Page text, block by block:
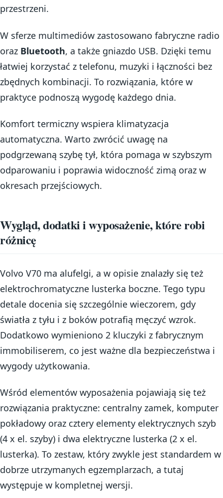
przestrzeni.
W sferze multimediów zastosowano fabryczne radio
oraz Bluetooth, a także gniazdo USB. Dzięki temu
łatwiej korzystać z telefonu, muzyki i łączności bez
zbędnych kombinacji. To rozwiązania, które w
praktyce podnoszą wygodę każdego dnia.
Komfort termiczny wspiera klimatyzacja
automatyczna. Warto zwrócić uwagę na
podgrzewaną szybę tył, która pomaga w szybszym
odparowaniu i poprawia widoczność zimą oraz w
okresach przejściowych.
Wygląd, dodatki i wyposażenie, które robi
różnicę
Volvo V70 ma alufelgi, a w opisie znalazły się też
elektrochromatyczne lusterka boczne. Tego typu
detale docenia się szczególnie wieczorem, gdy
światła z tyłu i z boków potrafią męczyć wzrok.
Dodatkowo wymieniono 2 kluczyki z fabrycznym
immobiliserem, co jest ważne dla bezpieczeństwa i
wygody użytkowania.
Wśród elementów wyposażenia pojawiają się też
rozwiązania praktyczne: centralny zamek, komputer
pokładowy oraz cztery elementy elektrycznych szyb
(4 x el. szyby) i dwa elektryczne lusterka (2 x el.
lusterka). To zestaw, który zwykle jest standardem w
dobrze utrzymanych egzemplarzach, a tutaj
występuje w kompletnej wersji.